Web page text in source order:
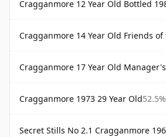
Cragganmore 12 Year Old Bottled
Cragganmore 14 Year Old Friends of the
Cragganmore 17 Year Old
Cragganmore 1973 29 Year Old52.5%
Secret Stills No 2.1 Cragganmore 1966